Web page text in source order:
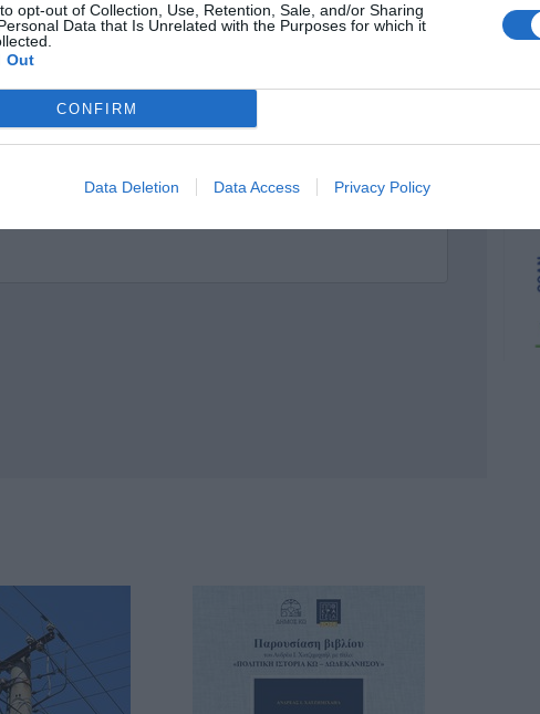
opt-out of Collection, Use, Retention, Sale, and/or Sharing
Data that Is Unrelated with the Purposes for which it
Out
CONFIRM
Data Deletion Data Access Privacy Policy